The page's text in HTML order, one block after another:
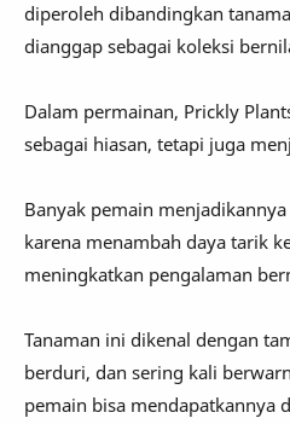
diperoleh dibandingkan
dianggap sebagai koleksi
Dalam permainan, Prickly
sebagai hiasan, tetapi juga
Banyak pemain
karena menambah daya tarik
meningkatkan pengalaman
Tanaman ini dikenal dengan
berduri, dan sering kali
pemain bisa mendapatkannya